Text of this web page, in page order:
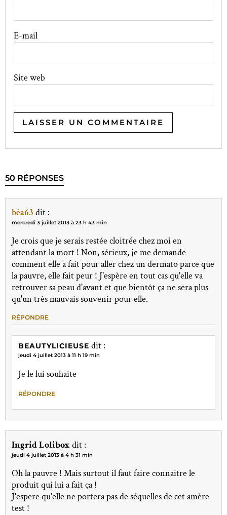
E-mail
Site web
50 RÉPONSES
béa63 dit :
mercredi 3 juillet 2013 à 23 h 43 min
Je crois que je serais restée cloitrée chez moi en
attendant la mort ! Non, sérieux, je me demande
comment elle a fait pour aller chez un dermato parce que
la pauvre, elle fait peur ! J'espère en tout cas qu'elle va
retrouver sa peau d'avant et que bientôt ça ne sera plus
qu'un très mauvais souvenir pour elle.
RÉPONDRE
BEAUTYLICIEUSE dit :
jeudi 4 juillet 2013 à 11 h 19 min
Je le lui souhaite
RÉPONDRE
Ingrid Lolibox dit :
jeudi 4 juillet 2013 à 4 h 31 min
Oh la pauvre ! Mais surtout il faut faire connaitre le
produit qui lui a fait ça !
J'espere qu'elle ne portera pas de séquelles de cet amère
test !